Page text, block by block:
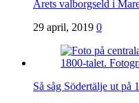
Årets valborgseld i
29 april, 2019 0
Så såg Södertälje ut på